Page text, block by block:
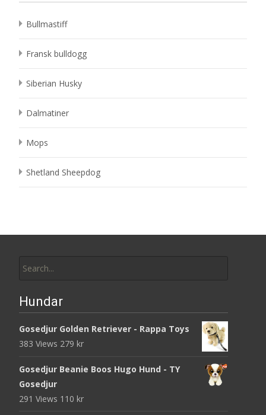
Bullmastiff
Fransk bulldogg
Siberian Husky
Dalmatiner
Mops
Shetland Sheepdog
for:
Hundar
Gosedjur Golden Retriever - Rappa Toys
383 Views 279 kr
Gosedjur Beanie Boos Hugo Hund - TY
Gosedjur
291 Views 110 kr